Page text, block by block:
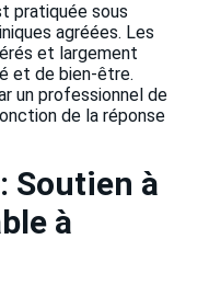
pratiquée sous
agréées. Les
et largement
et de bien-être.
un professionnel de
de la réponse
Soutien à
à